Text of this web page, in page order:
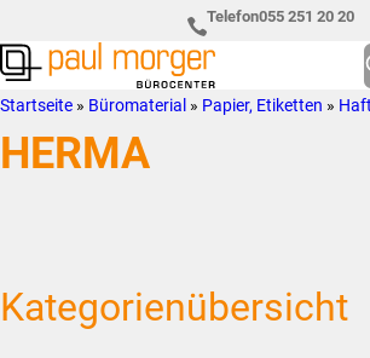
Hauptnavigation
springen
to
main
content
Telefon055 251 20 20
Paul
Morger
AG
so
individuell
wie
Startseite » Büromaterial » Papier, Etiketten »
HERMA
Kategorienübersicht